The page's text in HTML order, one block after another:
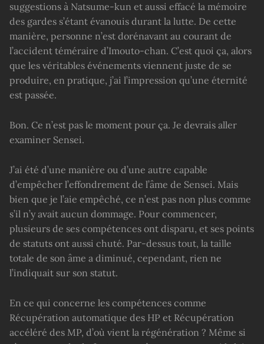
suggestions à Natsume-kun et aussi effacé la mémoire
des gardes s’étant évanouis durant la lutte. De cette
manière, personne n’est dorénavant au courant de
l’accident téméraire d’Imouto-chan. C’est quoi ça, alors
que les véritables événements viennent juste de se
produire, en pratique, j’ai l’impression qu’une éternité
est passée.
Bon. Ce n’est pas le moment pour ça. Je devrais aller
examiner Sensei.
J’ai été d’une manière ou d’une autre capable
d’empêcher l’effondrement de l’âme de Sensei. Mais
bien que je l’aie empêché, ce n’est pas non plus comme
s’il n’y avait aucun dommage. Pour commencer,
plusieurs de ses compétences ont disparu, et ses points
de statuts ont aussi chuté. Par-dessus tout, la taille
totale de son âme a diminué, cependant, rien ne
l’indiquait sur son statut.
En ce qui concerne les compétences comme
Récupération automatique des HP et Récupération
accéléré des MP, d’où vient la régénération ? Même si